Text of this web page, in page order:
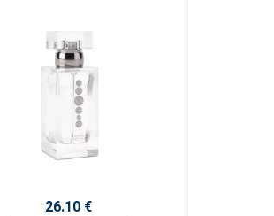
26.10 €